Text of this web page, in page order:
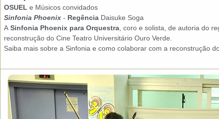
OSUEL e Músicos convidados
Sinfonia Phoenix - Regência Daisuke Soga
A Sinfonia Phoenix para Orquestra , coro e solista, de autoria do
reconstrução do Cine Teatro Universitário Ouro Verde.
Saiba mais sobre a Sinfonia e como colaborar com a reconstrução